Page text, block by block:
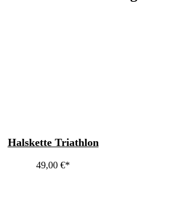
Halskette Triathlon
49,00 €